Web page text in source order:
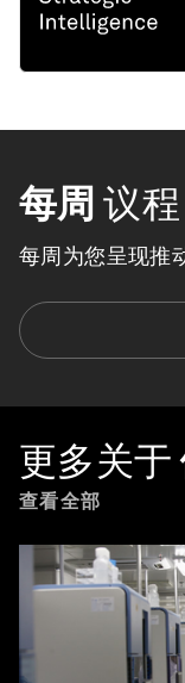
每周 议程
每周为您呈现推
更多关于
查看全部